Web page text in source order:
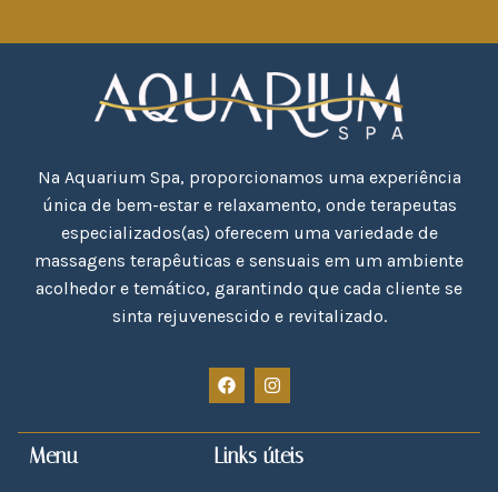
Na Aquarium Spa, proporcionamos uma experiência
única de bem-estar e relaxamento, onde terapeutas
especializados(as) oferecem uma variedade de
massagens terapêuticas e sensuais em um ambiente
acolhedor e temático, garantindo que cada cliente se
sinta rejuvenescido e revitalizado.
Menu Links úteis